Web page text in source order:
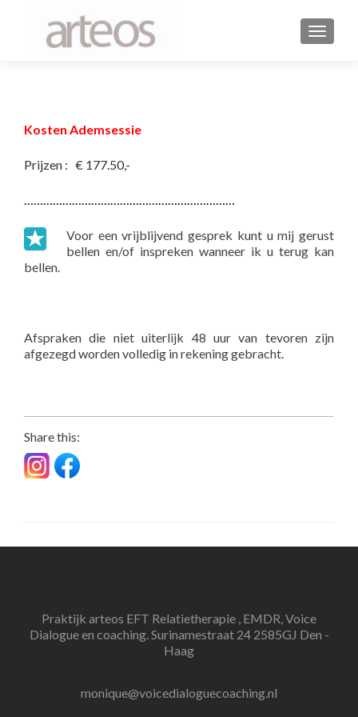
Kosten Ademsessie
Prijzen : € 177.50,-
…………………………………………………………
Voor een vrijblijvend gesprek kunt u mij gerust
bellen en/of inspreken wanneer ik u terug kan
bellen.
Afspraken die niet uiterlijk 48 uur van tevoren zijn
afgezegd worden volledig in rekening gebracht.
Share this:
Praktijk arteos EFT Relatietherapie , EMDR, Voice
Dialogue en coaching. Surinamestraat 24 2585GJ Den -
Haag
monique@voicedialoguecoaching.nl